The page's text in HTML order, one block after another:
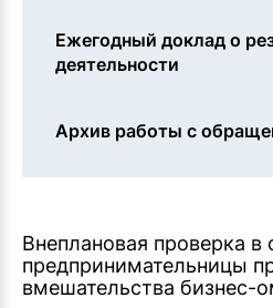
Ежегодный доклад о
деятельности
Архив работы с
Внеплановая проверка в
предпринимательницы
вмешательства бизнес-